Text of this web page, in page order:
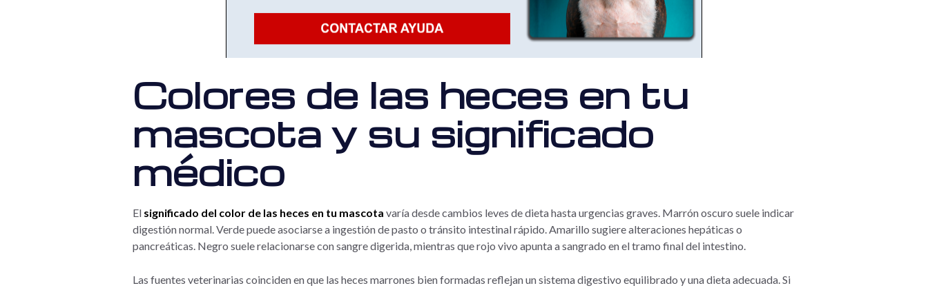
Colores de las heces en tu
mascota y su significado
médico
El significado del color de las heces en tu mascota varía desde cambios leves de dieta hasta urgencias graves. Marrón oscuro suele indicar
digestión normal. Verde puede asociarse a ingestión de pasto o tránsito intestinal rápido. Amarillo sugiere alteraciones hepáticas o
pancreáticas. Negro suele relacionarse con sangre digerida, mientras que rojo vivo apunta a sangrado en el tramo final del intestino.
Las fuentes veterinarias coinciden en que las heces marrones bien formadas reflejan un sistema digestivo equilibrado y una dieta adecuada. Si